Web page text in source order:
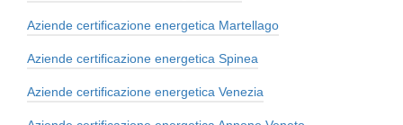
Aziende certificazione energetica Martellago
Aziende certificazione energetica Spinea
Aziende certificazione energetica Venezia